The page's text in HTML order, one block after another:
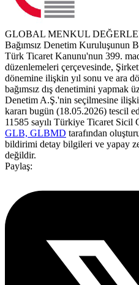
GLOBAL MENKUL
Bağımsız Denetim Kuruluşunun
Türk Ticaret Kanunu'nun 399.
düzenlemeleri çerçevesinde,
dönemine ilişkin yıl sonu ve ara
bağımsız dış denetimini yapmak
Denetim A.Ş.'nin seçilmesine
kararı bugün (18.05.2026) tescil
11585 sayılı Türkiye Ticaret Sicil
GLB, GLBMD tarafından
bildirimi detay bilgileri ve yapay
değildir.
Paylaş: